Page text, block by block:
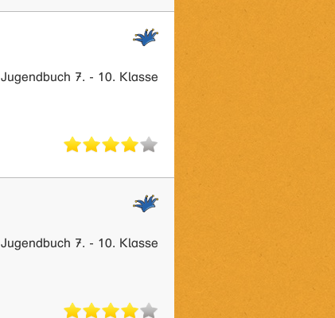
Jugendbuch 7. - 10. Klasse
Jugendbuch 7. - 10. Klasse